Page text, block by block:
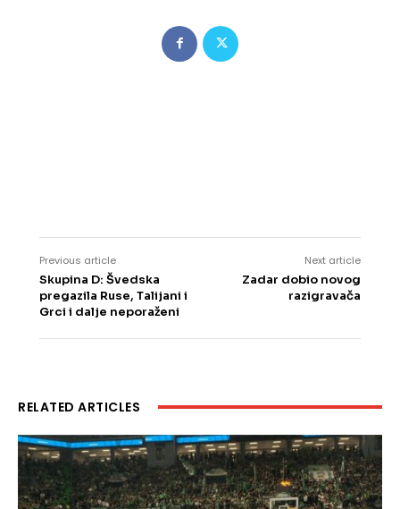
Previous article
Skupina D: Švedska
pregazila Ruse, Talijani i
Grci i dalje neporaženi
Next article
Zadar dobio novog
razigravača
RELATED ARTICLES